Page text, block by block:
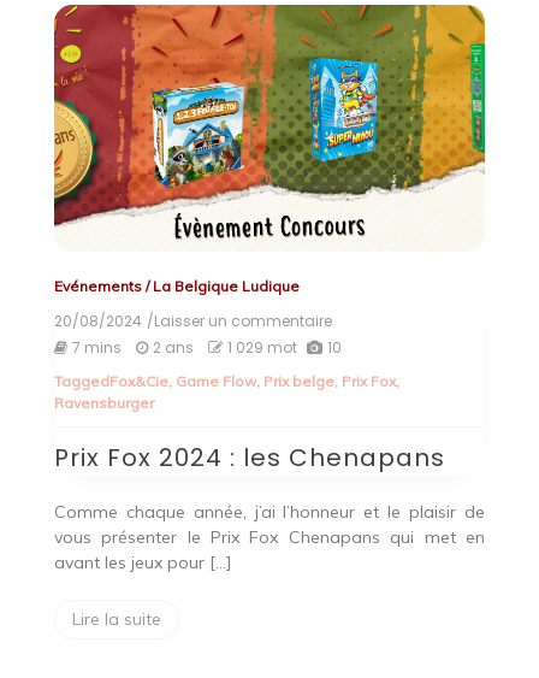
Evénements/La Belgique Ludique
20/08/2024 /Laisser un commentaireon
Prix
2024
Chenapans
7 mins 2 ans 1 029 mot 10
TaggedFox&Cie, Game Flow, Prix belge, Prix Fox,
Ravensburger
Prix Fox 2024 : les Chenapans
Comme chaque année, j’ai l’honneur et le plaisir de
vous présenter le Prix Fox Chenapans qui met en
avant les jeux pour […]
Lire la suite